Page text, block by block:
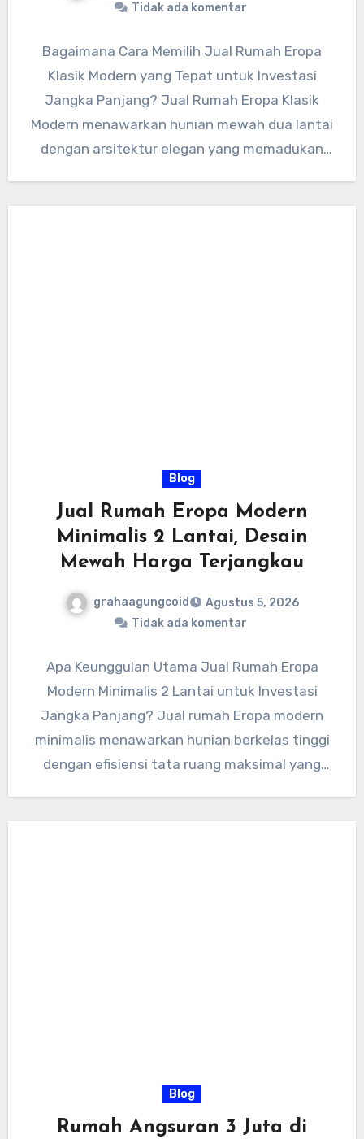
Tidak ada komentar
Bagaimana Cara Memilih Jual Rumah Eropa
Klasik Modern yang Tepat untuk Investasi
Jangka Panjang? Jual Rumah Eropa Klasik
Modern menawarkan hunian mewah dua lantai
dengan arsitektur elegan yang memadukan
Blog
Jual Rumah Eropa Modern
Minimalis 2 Lantai, Desain
Mewah Harga Terjangkau
grahaagungcoid
Agustus 5, 2026
Tidak ada komentar
Apa Keunggulan Utama Jual Rumah Eropa
Modern Minimalis 2 Lantai untuk Investasi
Jangka Panjang? Jual rumah Eropa modern
minimalis menawarkan hunian berkelas tinggi
dengan efisiensi tata ruang maksimal yang
Blog
Rumah Angsuran 3 Juta di